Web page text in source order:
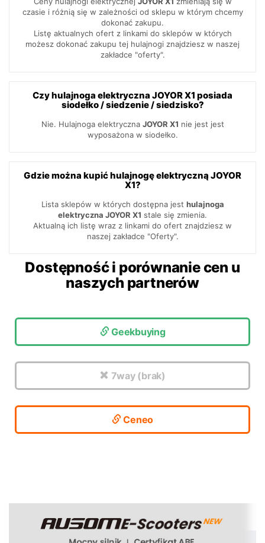
czasie i różnią się w zależności od sklepu w którym chcemy
dokonać zakupu.
Listę aktualnych ofert z linkami do sklepów w których
możesz dokonać zakupu tej hulajnogi znajdziesz w naszej
zakładce "oferty".
Czy hulajnoga elektryczna JOYOR X1 posiada
siodełko / siedzenie / siedzisko?
Nie. Hulajnoga elektryczna JOYOR X1 nie jest jest
wyposażona w siodełko.
Gdzie można kupić hulajnogę elektryczną JOYOR
X1?
Lista sklepów w których dostępna jest hulajnoga
elektryczna JOYOR X1 stale się zmienia.
Aktualną ich listę wraz z linkami do ofert znajdziesz w
naszej zakładce "Oferty".
Dostępność i porównanie cen u
naszych partnerów
Geekbuying
7way (brak)
Ceneo